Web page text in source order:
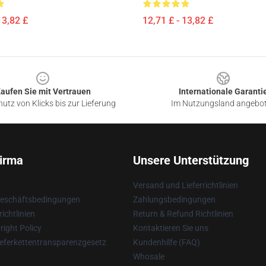
£ 12,71 £ - 13,82 £
Sie mit Vertrauen
von Klicks bis zur Lieferung
Internationale
Im Nutzungsland
Policy
Unsere Unterstützung
Versand und Lieferrichtlinien
Zahlungsbedingungen
Return & Refund Richtlinien
Kontaktieren Sie uns
Kundenhilfe (FAQ)
Whosale